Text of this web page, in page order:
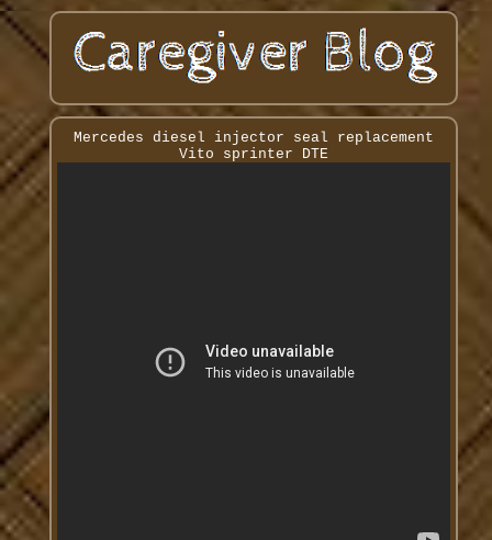
Mercedes diesel injector seal replacement
Vito sprinter DTE